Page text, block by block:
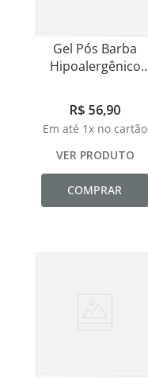
Gel Pós Barba
Hipoalergênico
Calmante Noir 70g
R$ 56,90
Em até 1x no cartão
VER PRODUTO
COMPRAR